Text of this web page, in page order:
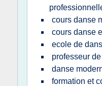
cours danse
cours danse
ecole de
professeur
danse
formation et